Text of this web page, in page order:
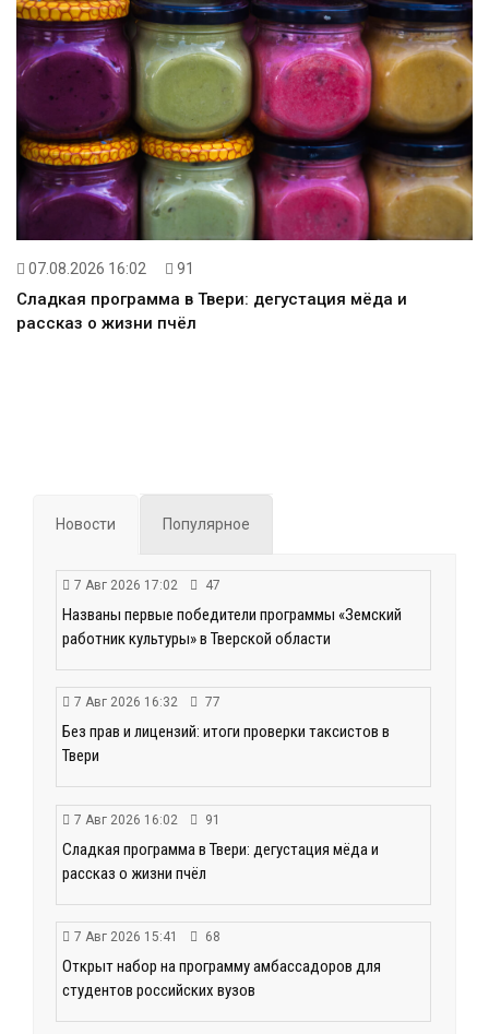
07.08.2026 16:02 91
Сладкая программа в Твери: дегустация мёда и
рассказ о жизни пчёл
Новости Популярное
7 Авг 2026 17:02 47
Названы первые победители программы «Земский
работник культуры» в Тверской области
7 Авг 2026 16:32 77
Без прав и лицензий: итоги проверки таксистов в
Твери
7 Авг 2026 16:02 91
Сладкая программа в Твери: дегустация мёда и
рассказ о жизни пчёл
7 Авг 2026 15:41 68
Открыт набор на программу амбассадоров для
студентов российских вузов